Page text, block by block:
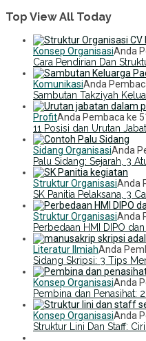
Top View All Today
Konsep OrganisasiAnda
Cara Pendirian Dan
KomunikasiAnda
Sambutan Takziyah
ProfitAnda Pembaca ke
11 Posisi dan Urutan
Sidang OrganisasiAnda
Palu Sidang: Sejarah, 3
Struktur OrganisasiAnda
SK Panitia Pelaksana, 3
Struktur OrganisasiAnda
Perbedaan HMI DIPO
Literatur IlmiahAnda
Sidang Skripsi: 3 Tips
Konsep OrganisasiAnda
Pembina dan Penasihat:
Konsep OrganisasiAnda
Struktur Lini Dan Staff: